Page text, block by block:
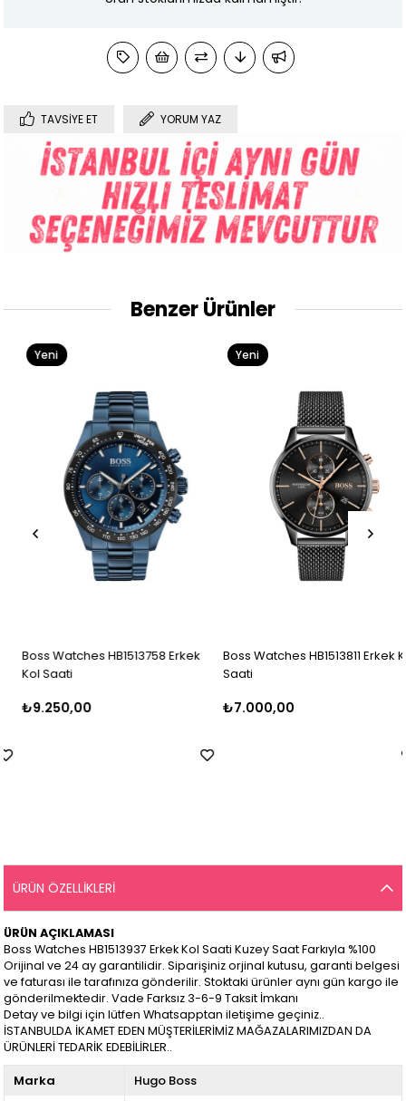
TAVSIYE ET YORUM YAZ
Benzer Ürünler
Boss Watches HB1513758 Erkek
Kol Saati
₺9.250,00
Yeni
Boss Watches HB1513811 Erkek Kol
Saati
₺7.000,00
Yeni
ÜRÜN ÖZELLIKLERI
ÜRÜN AÇIKLAMASI
Boss Watches HB1513937 Erkek Kol Saati Kuzey Saat Farkıyla %100
Orijinal ve 24 ay garantilidir. Siparişiniz orjinal kutusu, garanti belgesi
ve faturası ile tarafınıza gönderilir. Stoktaki ürünler aynı gün kargo ile
gönderilmektedir. Vade Farksız 3-6-9 Taksit İmkanı
Detay ve bilgi için lütfen Whatsapptan iletişime geçiniz..
İSTANBULDA İKAMET EDEN MÜŞTERİLERİMİZ MAĞAZALARIMIZDAN DA
ÜRÜNLERİ TEDARİK EDEBİLİRLER..
Marka Hugo Boss